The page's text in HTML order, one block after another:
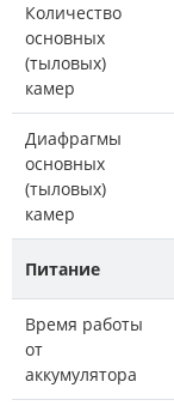
Количество
основных
(тыловых)
камер
Диафрагмы
основных
(тыловых)
камер
Питание
Время работы
от
аккумулятора